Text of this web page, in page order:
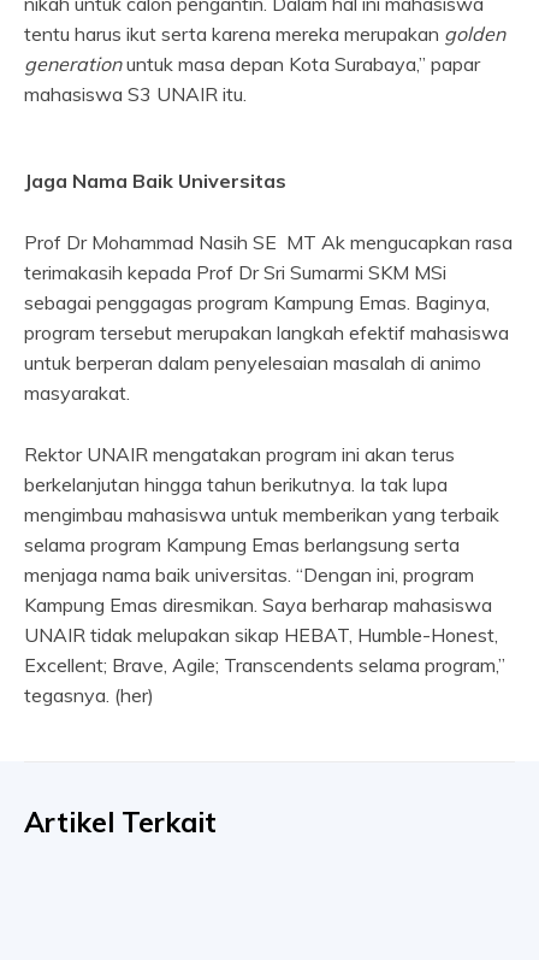
tentu harus ikut serta karena mereka merupakan golden
generationuntuk masa depan Kota Surabaya,” papar
mahasiswa S3 UNAIR itu.
Jaga Nama Baik Universitas
Prof Dr Mohammad Nasih SE MT Ak mengucapkan rasa
terimakasih kepada Prof Dr Sri Sumarmi SKM MSi
sebagai penggagas program Kampung Emas. Baginya,
program tersebut merupakan langkah efektif mahasiswa
untuk berperan dalam penyelesaian masalah di animo
masyarakat.
Rektor UNAIR mengatakan program ini akan terus
berkelanjutan hingga tahun berikutnya. Ia tak lupa
mengimbau mahasiswa untuk memberikan yang terbaik
selama program Kampung Emas berlangsung serta
menjaga nama baik universitas. “Dengan ini, program
Kampung Emas diresmikan. Saya berharap mahasiswa
UNAIR tidak melupakan sikap HEBAT, Humble-Honest,
Excellent; Brave, Agile; Transcendents selama program,”
tegasnya. (her)
Artikel Terkait